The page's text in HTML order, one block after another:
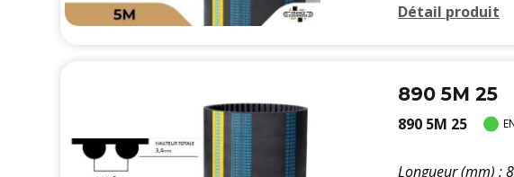
Détail produit
890 5M 25
890 5M 25
Longueur (mm) :